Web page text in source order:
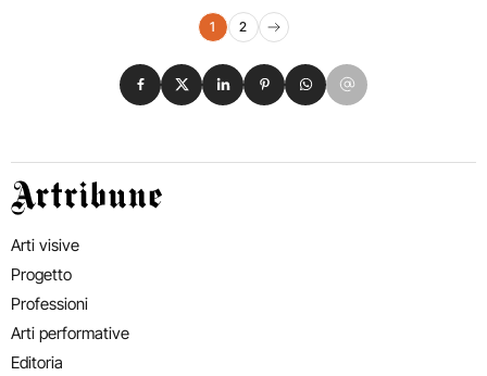
Navigazione eventi
1 2
Pagina successiva
Condividi su Facebook
Condividi su X
Condividi su LinkedIn
Condividi su Pinterest
Condividi su WhatsApp
Condividi su Email
Artribune
Arti visive
Progetto
Professioni
Arti performative
Editoria